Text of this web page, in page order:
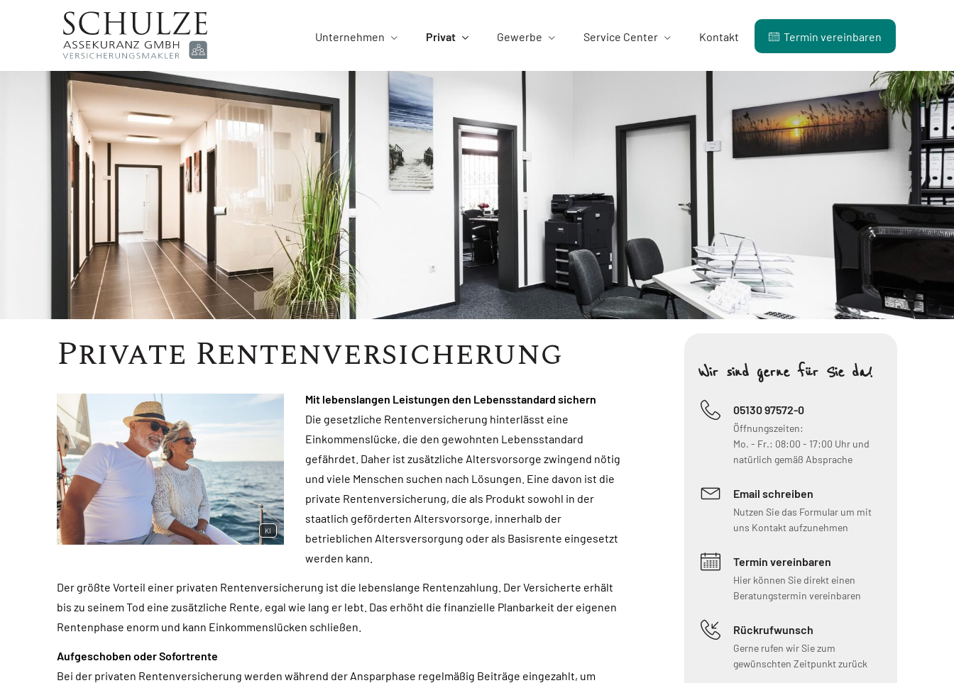
Unternehmen Privat Gewerbe Service Center Kontakt Termin ver­ein­baren
Wir sind gerne für Sie da!
05130 97572-0
Öffnungszeiten:
Mo. - Fr.: 08:00 - 17:00 Uhr und
natürlich gemäß Absprache
Email schreiben
Nutzen Sie das Formular um mit
uns Kontakt aufzunehmen
Termin ver­ein­baren
Hier können Sie direkt einen
Beratungstermin vereinbaren
Rückrufwunsch
Gerne rufen wir Sie zum
gewünschten Zeitpunkt zurück
Private Rentenversicherung
KI
Mit lebenslangen Leistungen den Lebensstandard sichern
Die gesetzliche Rentenversicherung hinterlässt eine
Einkommenslücke, die den gewohnten Lebensstandard
gefährdet. Daher ist zusätzliche Alters­vorsorge zwingend nötig
und viele Menschen suchen nach Lösungen. Eine davon ist die
private Rentenversicherung, die als Produkt sowohl in der
staatlich geförderten Alters­vorsorge, innerhalb der
betrieblichen Altersversorgung oder als Basisrente eingesetzt
werden kann.
Der größte Vorteil einer privaten Rentenversicherung ist die lebenslange Rentenzahlung. Der Versicherte erhält
bis zu seinem Tod eine zusätzliche Rente, egal wie lang er lebt. Das erhöht die finanzielle Planbarkeit der eigenen
Rentenphase enorm und kann Einkommenslücken schließen.
Aufgeschoben oder Sofortrente
Bei der privaten Rentenversicherung werden während der Ansparphase regelmäßig Beiträge eingezahlt, um